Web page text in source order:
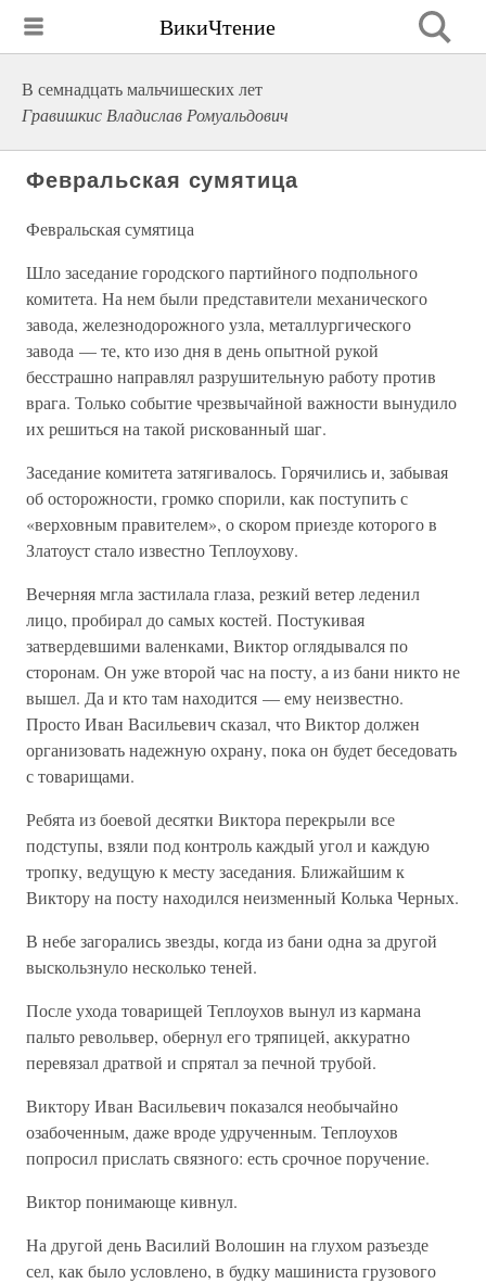
ВикиЧтение
В семнадцать мальчишеских лет
Гравишкис Владислав Ромуальдович
Февральская сумятица
Февральская сумятица
Шло заседание городского партийного подпольного
комитета. На нем были представители механического
завода, железнодорожного узла, металлургического
завода — те, кто изо дня в день опытной рукой
бесстрашно направлял разрушительную работу против
врага. Только событие чрезвычайной важности вынудило
их решиться на такой рискованный шаг.
Заседание комитета затягивалось. Горячились и, забывая
об осторожности, громко спорили, как поступить с
«верховным правителем», о скором приезде которого в
Златоуст стало известно Теплоухову.
Вечерняя мгла застилала глаза, резкий ветер леденил
лицо, пробирал до самых костей. Постукивая
затвердевшими валенками, Виктор оглядывался по
сторонам. Он уже второй час на посту, а из бани никто не
вышел. Да и кто там находится — ему неизвестно.
Просто Иван Васильевич сказал, что Виктор должен
организовать надежную охрану, пока он будет беседовать
с товарищами.
Ребята из боевой десятки Виктора перекрыли все
подступы, взяли под контроль каждый угол и каждую
тропку, ведущую к месту заседания. Ближайшим к
Виктору на посту находился неизменный Колька Черных.
В небе загорались звезды, когда из бани одна за другой
выскользнуло несколько теней.
После ухода товарищей Теплоухов вынул из кармана
пальто револьвер, обернул его тряпицей, аккуратно
перевязал дратвой и спрятал за печной трубой.
Виктору Иван Васильевич показался необычайно
озабоченным, даже вроде удрученным. Теплоухов
попросил прислать связного: есть срочное поручение.
Виктор понимающе кивнул.
На другой день Василий Волошин на глухом разъезде
сел, как было условлено, в будку машиниста грузового